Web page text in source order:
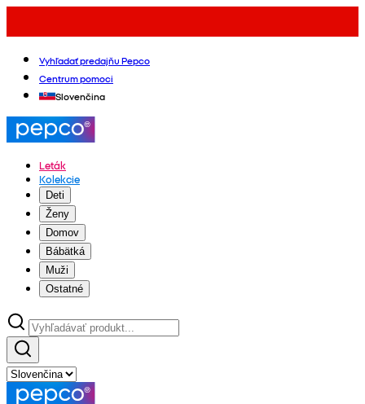
Vyhľadať predajňu Pepco
Centrum pomoci
Slovenčina
Leták
Kolekcie
Deti
Ženy
Domov
Bábätká
Muži
Ostatné